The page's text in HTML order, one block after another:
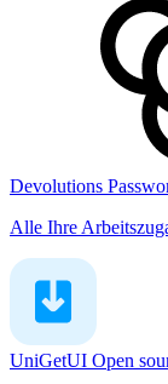
Devolutions
Alle Ihre
UniGetUI Open